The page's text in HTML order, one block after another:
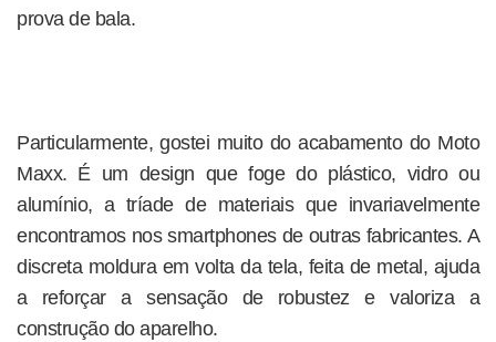
prova de bala.
Particularmente, gostei muito do acabamento do Moto
Maxx. É um design que foge do plástico, vidro ou
alumínio, a tríade de materiais que invariavelmente
encontramos nos smartphones de outras fabricantes. A
discreta moldura em volta da tela, feita de metal, ajuda
a reforçar a sensação de robustez e valoriza a
construção do aparelho.